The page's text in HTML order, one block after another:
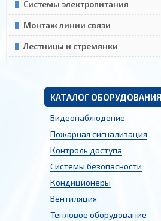
Системы электропитания
Монтаж линии связи
Лестницы и стремянки
КАТАЛОГ ОБОРУДОВАНИЯ
Видеонаблюдение
Пожарная сигнализация
Контроль доступа
Системы безопасности
Кондиционеры
Вентиляция
Тепловое оборудование